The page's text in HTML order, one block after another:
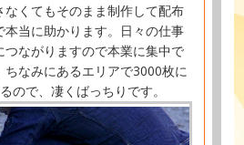
なくてもそのまま制作して配布
本当に助かります。日々の仕事
つながりますので本業に集中で
ちなみにあるエリアで3000枚に
ので、凄くばっちりです。